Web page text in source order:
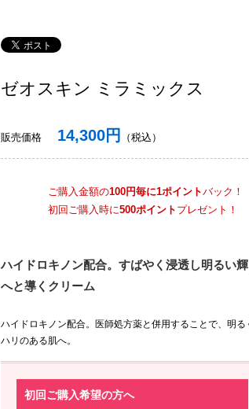
ゼオスキン ミラミックス
販売価格 14,300円 （税込）
ご購入金額の100円毎に1ポイントバック！
初回ご購入時に500ポイント プレゼント！
ハイドロキノン配合。すばやく浸透し明るい輝
へと導くクリーム
ハイドロキノン配合。医師処方薬と併用することで、明る
ハリのある肌へ。
初回ご購入希望の方へ